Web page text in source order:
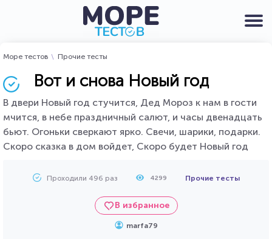
Море тестов Прочие тесты
Вот и снова Новый год
В двери Новый год стучится, Дед Мороз к нам в гости
мчится, в небе праздничный салют, и часы двенадцать
бьют. Огоньки сверкают ярко. Свечи, шарики, подарки.
Скоро сказка в дом войдет, Скоро будет Новый год
Проходили 496 раз 4299 Прочие тесты
В избранное
marfa79